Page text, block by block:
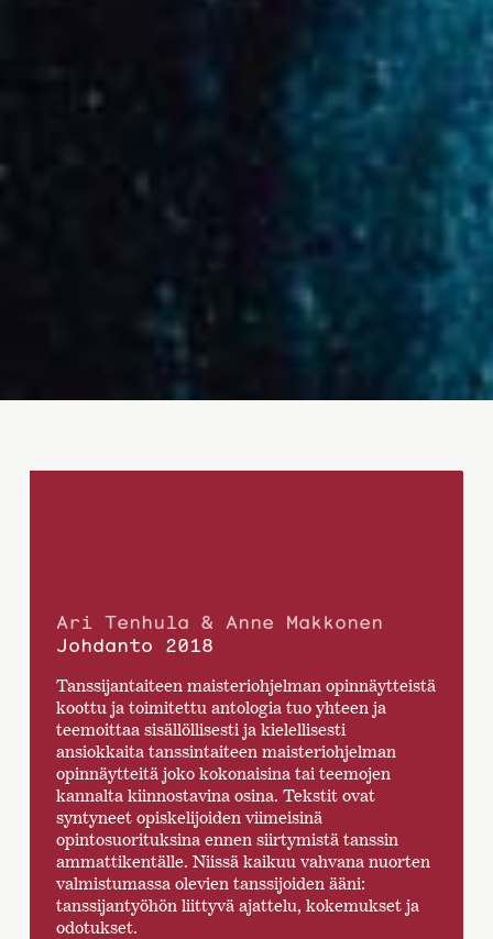
Ari Tenhula & Anne Makkonen
Johdanto 2018
Tanssijantaiteen maisteriohjelman opinnäytteistä
koottu ja toimitettu antologia tuo yhteen ja
teemoittaa sisällöllisesti ja kielellisesti
ansiokkaita tanssintaiteen maisteriohjelman
opinnäytteitä joko kokonaisina tai teemojen
kannalta kiinnostavina osina. Tekstit ovat
syntyneet opiskelijoiden viimeisinä
opintosuorituksina ennen siirtymistä tanssin
ammattikentälle. Niissä kaikuu vahvana nuorten
valmistumassa olevien tanssijoiden ääni:
tanssijantyöhön liittyvä ajattelu, kokemukset ja
odotukset.